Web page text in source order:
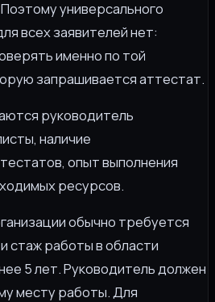
универсального
всех заявителей нет:
именно по той
запрашивается аттестат.
руководитель
наличие
опыт выполнения
ресурсов.
обычно требуется
стаж работы в области
5 лет. Руководитель должен
месту работы. Для